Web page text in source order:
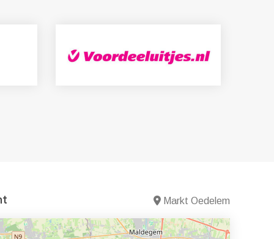
Markt Oedelem